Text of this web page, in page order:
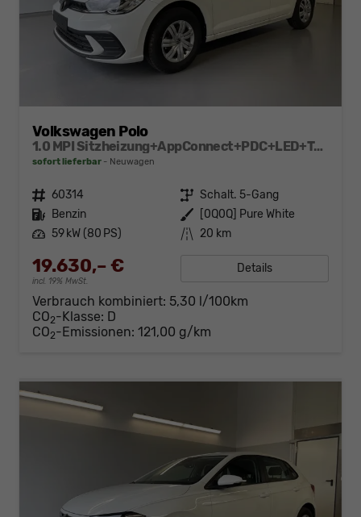
Volkswagen Polo
1.0 MPI Sitzheizung+AppConnect+PDC+LED+Touch+Lichtsensor+MultiLenkrad
sofort lieferbar Neuwagen
Fahrzeugnr. 60314 Getriebe Schalt. 5-Gang
Kraftstoff Benzin Außenfarbe
[0Q0Q] Pure White
Leistung 59 kW (80 PS) Kilometerstand 20 km
19.630,– €
incl. 19% MwSt.
Details
Verbrauch kombiniert: 5,30 l/100km
CO2-Klasse: D
CO2-Emissionen: 121,00 g/km